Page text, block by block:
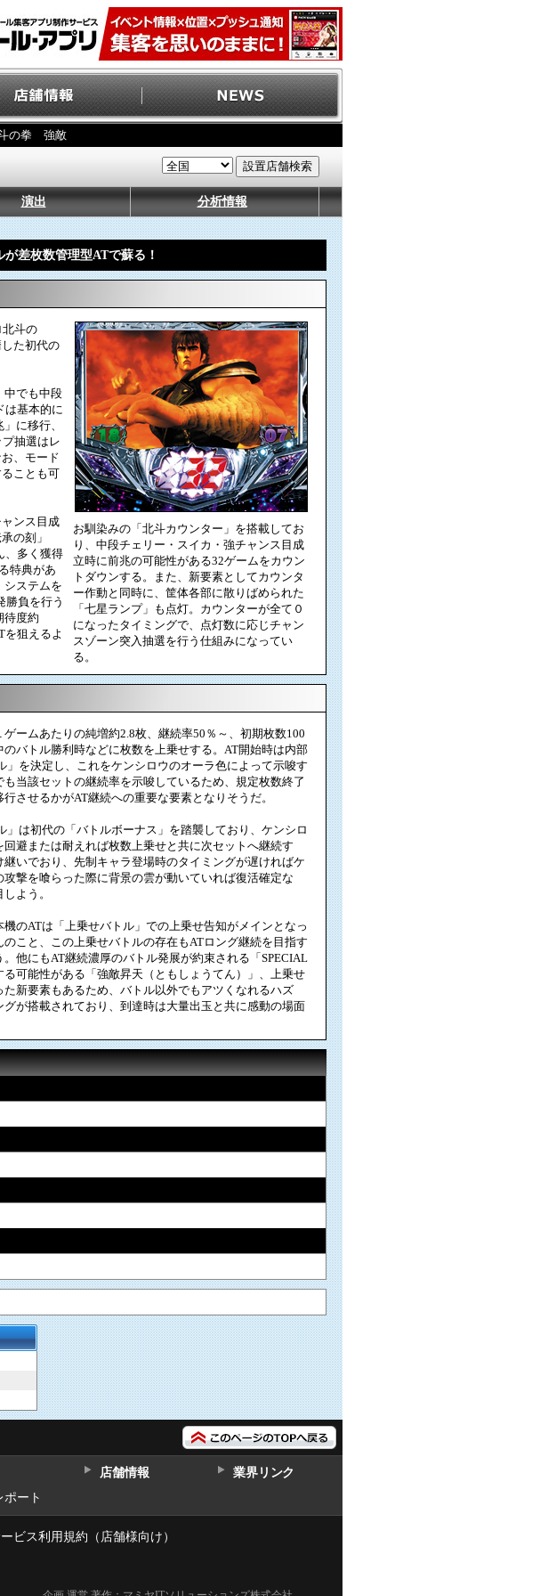
の拳 強敵
演出 分析情報
差枚数管理型ATで蘇る！
斗の
た初代の
中でも中段
は基本的に
に移行、
抽選はレ
、モード
ことも可
ンス目成
の刻」
、多く獲得
特典があ
システムを
勝負を行う
待度約
狙えるよ
お馴染みの「北斗カウンター」を搭載してお
り、中段チェリー・スイカ・強チャンス目成
立時に前兆の可能性がある32ゲームをカウン
トダウンする。また、新要素としてカウンタ
ー作動と同時に、筐体各部に散りばめられた
「七星ランプ」も点灯。カウンターが全て０
になったタイミングで、点灯数に応じチャン
スゾーン突入抽選を行う仕組みになってい
る。
ームあたりの純増約2.8枚、継続率50％～、初期枚数100
バトル勝利時などに枚数を上乗せする。AT開始時は内部
」を決定し、これをケンシロウのオーラ色によって示唆す
当該セットの継続率を示唆しているため、規定枚数終了
させるかがAT継続への重要な要素となりそうだ。
は初代の「バトルボーナス」を踏襲しており、ケンシロ
避または耐えれば枚数上乗せと共に次セットへ継続す
いでおり、先制キャラ登場時のタイミングが遅ければケ
撃を喰らった際に背景の雲が動いていれば復活確定な
よう。
のATは「上乗せバトル」での上乗せ告知がメインとなっ
こと、この上乗せバトルの存在もATロング継続を目指す
他にもAT継続濃厚のバトル発展が約束される「SPECIAL
る可能性がある「強敵昇天（ともしょうてん）」、上乗せ
新要素もあるため、バトル以外でもアツくなれるハズ
が搭載されており、到達時は大量出玉と共に感動の場面
ポート
店舗情報 業界リンク
ビス利用規約（店舗様向け）